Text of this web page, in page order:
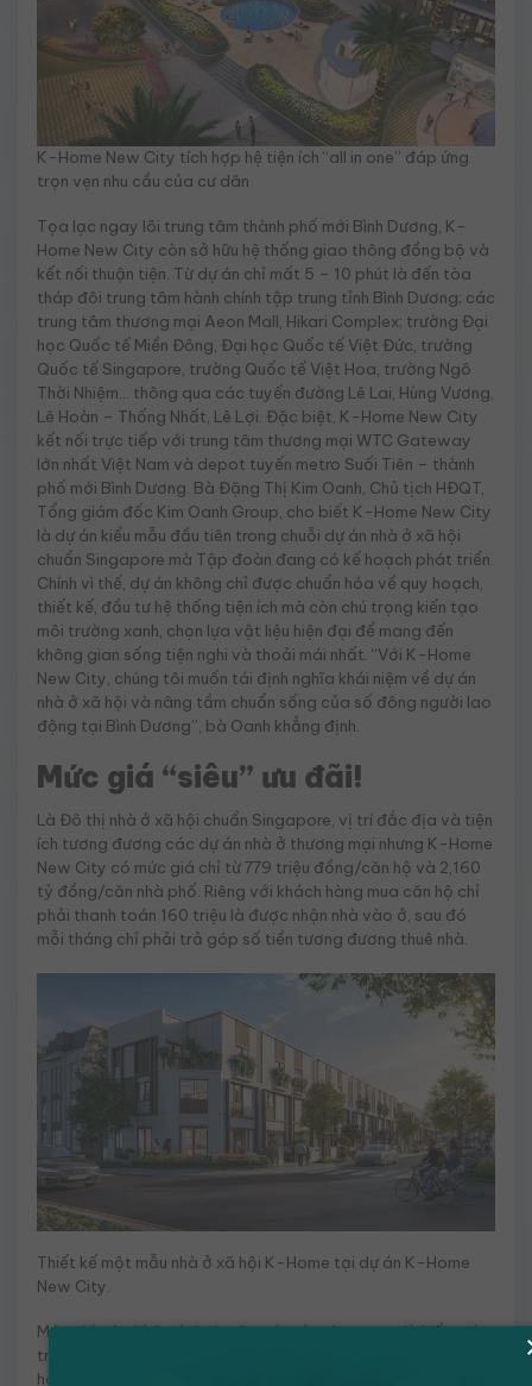
K-Home New City tích hợp hệ tiện ích “all in one” đáp ứng
trọn vẹn nhu cầu của cư dân
Tọa lạc ngay lõi trung tâm thành phố mới Bình Dương, K-
Home New City còn sở hữu hệ thống giao thông đồng bộ và
kết nối thuận tiện. Từ dự án chỉ mất 5 – 10 phút là đến tòa
tháp đôi trung tâm hành chính tập trung tỉnh Bình Dương; các
trung tâm thương mại Aeon Mall, Hikari Complex; trường Đại
học Quốc tế Miền Đông, Đại học Quốc tế Việt Đức, trường
Quốc tế Singapore, trường Quốc tế Việt Hoa, trường Ngô
Thời Nhiệm… thông qua các tuyến đường Lê Lai, Hùng Vương,
Lê Hoàn – Thống Nhất, Lê Lợi. Đặc biệt, K-Home New City
kết nối trực tiếp với trung tâm thương mại WTC Gateway
lớn nhất Việt Nam và depot tuyến metro Suối Tiên – thành
phố mới Bình Dương. Bà Đặng Thị Kim Oanh, Chủ tịch HĐQT,
Tổng giám đốc Kim Oanh Group, cho biết K-Home New City
là dự án kiểu mẫu đầu tiên trong chuỗi dự án nhà ở xã hội
chuẩn Singapore mà Tập đoàn đang có kế hoạch phát triển.
Chính vì thế, dự án không chỉ được chuẩn hóa về quy hoạch,
thiết kế, đầu tư hệ thống tiện ích mà còn chú trọng kiến tạo
môi trường xanh, chọn lựa vật liệu hiện đại để mang đến
không gian sống tiện nghi và thoải mái nhất. “Với K-Home
New City, chúng tôi muốn tái định nghĩa khái niệm về dự án
nhà ở xã hội và nâng tầm chuẩn sống của số đông người lao
động tại Bình Dương”, bà Oanh khẳng định.
Mức giá “siêu” ưu đãi!
Là Đô thị nhà ở xã hội chuẩn Singapore, vị trí đắc địa và tiện
ích tương đương các dự án nhà ở thương mại nhưng K-Home
New City có mức giá chỉ từ 779 triệu đồng/căn hộ và 2,160
tỷ đồng/căn nhà phố. Riêng với khách hàng mua căn hộ chỉ
phải thanh toán 160 triệu là được nhận nhà vào ở, sau đó
mỗi tháng chỉ phải trả góp số tiền tương đương thuê nhà.
Thiết kế một mẫu nhà ở xã hội K-Home tại dự án K-Home
New City.
Mức giá và chính sách thanh toán này được xem là hiếm có
trên thị trường bởi đã bao gồm gói nội thất “xịn sò”, khách
hàng chỉ việc xách vali vào ở. Thậm chí Kim Oanh Land còn